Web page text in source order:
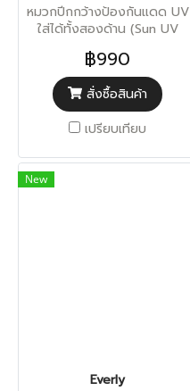
หมวกปีกกว้างป้องกันแดด UV
ใส่ได้ทั้งสองด้าน (Sun UV
Protection)
฿990
สั่งซื้อสินค้า
เปรียบเทียบ
New
Everly